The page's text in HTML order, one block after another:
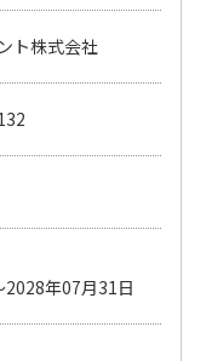
ト株式会社
年07月31日